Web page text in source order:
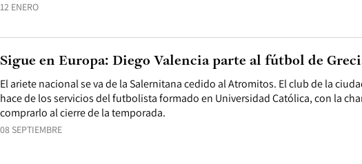
12 ENERO
08 SEPTIEMBRE
El ariete nacional se va de la Salernitana cedido al Atromitos. El club de la
hace de los servicios del futbolista formado en Universidad Católica, con la
comprarlo al cierre de la temporada.
Sigue en Europa: Diego Valencia parte al fútbol de